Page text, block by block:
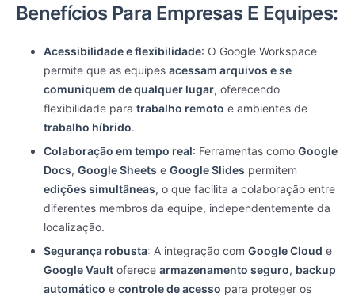
Benefícios Para Empresas E Equipes:
Acessibilidade e flexibilidade: O Google Workspace
permite que as equipes acessam arquivos e se
comuniquem de qualquer lugar, oferecendo
flexibilidade para trabalho remoto e ambientes de
trabalho híbrido.
Colaboração em tempo real: Ferramentas como Google
Docs, Google Sheets e Google Slides permitem
edições simultâneas, o que facilita a colaboração entre
diferentes membros da equipe, independentemente da
localização.
Segurança robusta: A integração com Google Cloud e
Google Vault oferece armazenamento seguro, backup
automático e controle de acesso para proteger os